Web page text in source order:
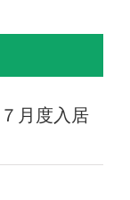
月度入居